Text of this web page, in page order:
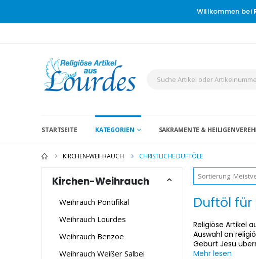
Willkommen bei
STARTSEITE KATEGORIEN SAKRAMENTE &
KIRCHEN-WEIHRAUCH CHRISTLICHE DUFTÖLE
Duftöl für
Religiöse Artikel
Auswahl an
Geburt Jesu
Mehr lesen
Kirchen-Weihrauch
Weihrauch Pontifikal
Weihrauch Lourdes
Weihrauch Benzoe
Weihrauch Weißer Salbei